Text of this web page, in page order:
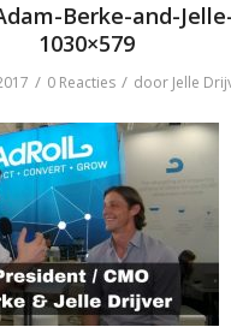
Berke-and-
1030×579
/ 0 Reacties / door Jelle